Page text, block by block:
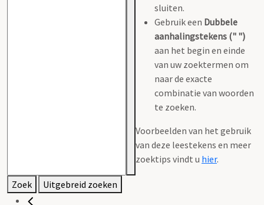
sluiten.
Gebruik een Dubbele
aanhalingstekens (" ")
aan het begin en einde
van uw zoektermen om
naar de exacte
combinatie van woorden
te zoeken.
Voorbeelden van het gebruik
van deze leestekens en meer
zoektips vindt u hier.
Zoek Uitgebreid zoeken